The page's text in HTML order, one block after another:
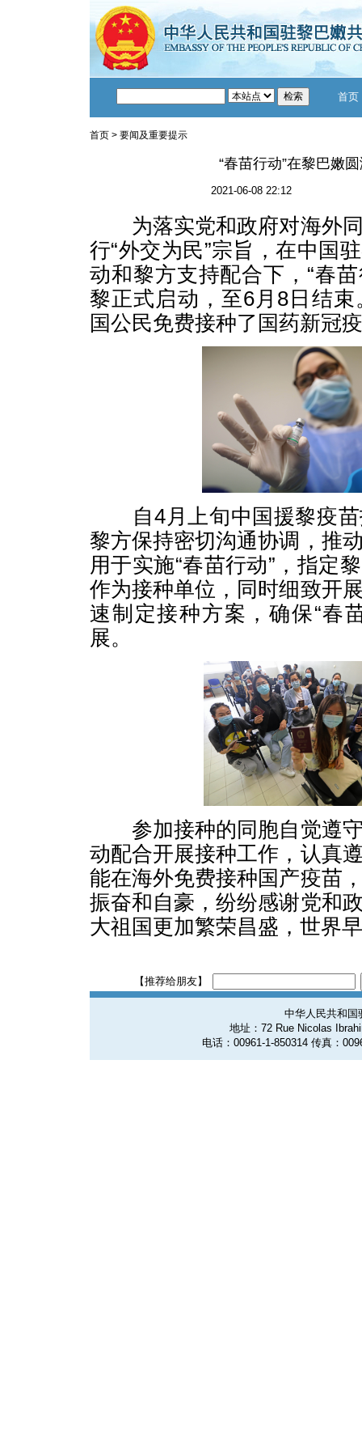
首页
首页 > 要闻及重要提示
“春苗行动”在黎巴嫩
2021-06-08 22:12
为落实党和政府对海外同
行“外交为民”宗旨，在中国
动和黎方支持配合下，“春
黎正式启动，至6月8日结
国公民免费接种了国药新冠
自4月上旬中国援黎疫苗
黎方保持密切沟通协调，推
用于实施“春苗行动”，指定
作为接种单位，同时细致开
速制定接种方案，确保“春
展。
参加接种的同胞自觉遵守
动配合开展接种工作，认真
能在海外免费接种国产疫苗
振奋和自豪，纷纷感谢党和
大祖国更加繁荣昌盛，世界
【推荐给朋友】
中华人民共和国
地址：72 Rue Nicolas
电话：00961-1-850314 传真：